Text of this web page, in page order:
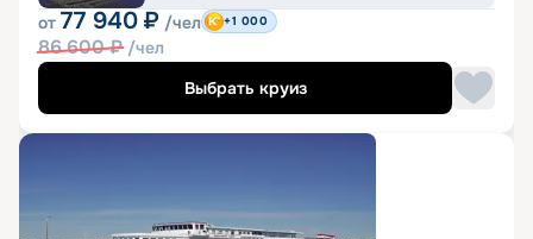
от 77 940 ₽ /чел
86 600₽ /чел
+1 000
Выбрать круиз